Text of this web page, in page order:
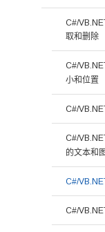
C#/
取和删除
C#/
小和位置
C#/
C#/
的文本和
C#/
C#/